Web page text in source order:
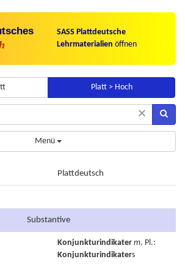
SASS Plattdeutsche
Lehrmaterialien öffnen
Platt > Hoch
×
Menü
Plattdeutsch
Substantive
Konjunkturindikater m, Pl.:
Konjunkturindikaters